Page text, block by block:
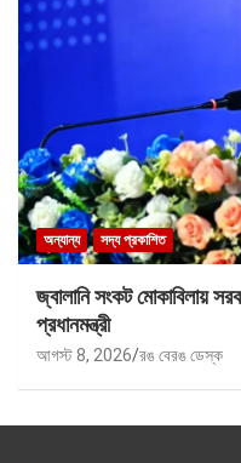
অন্যান্য সদ্য প্রকাশিত
জ্বালানি সংকট মোকাবিলায়
প্রধানমন্ত্রী
আগস্ট 8, 2026 রঙ বেরঙ ডেস্ক